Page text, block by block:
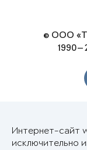
© ООО
Интернет-сайт
исключительно